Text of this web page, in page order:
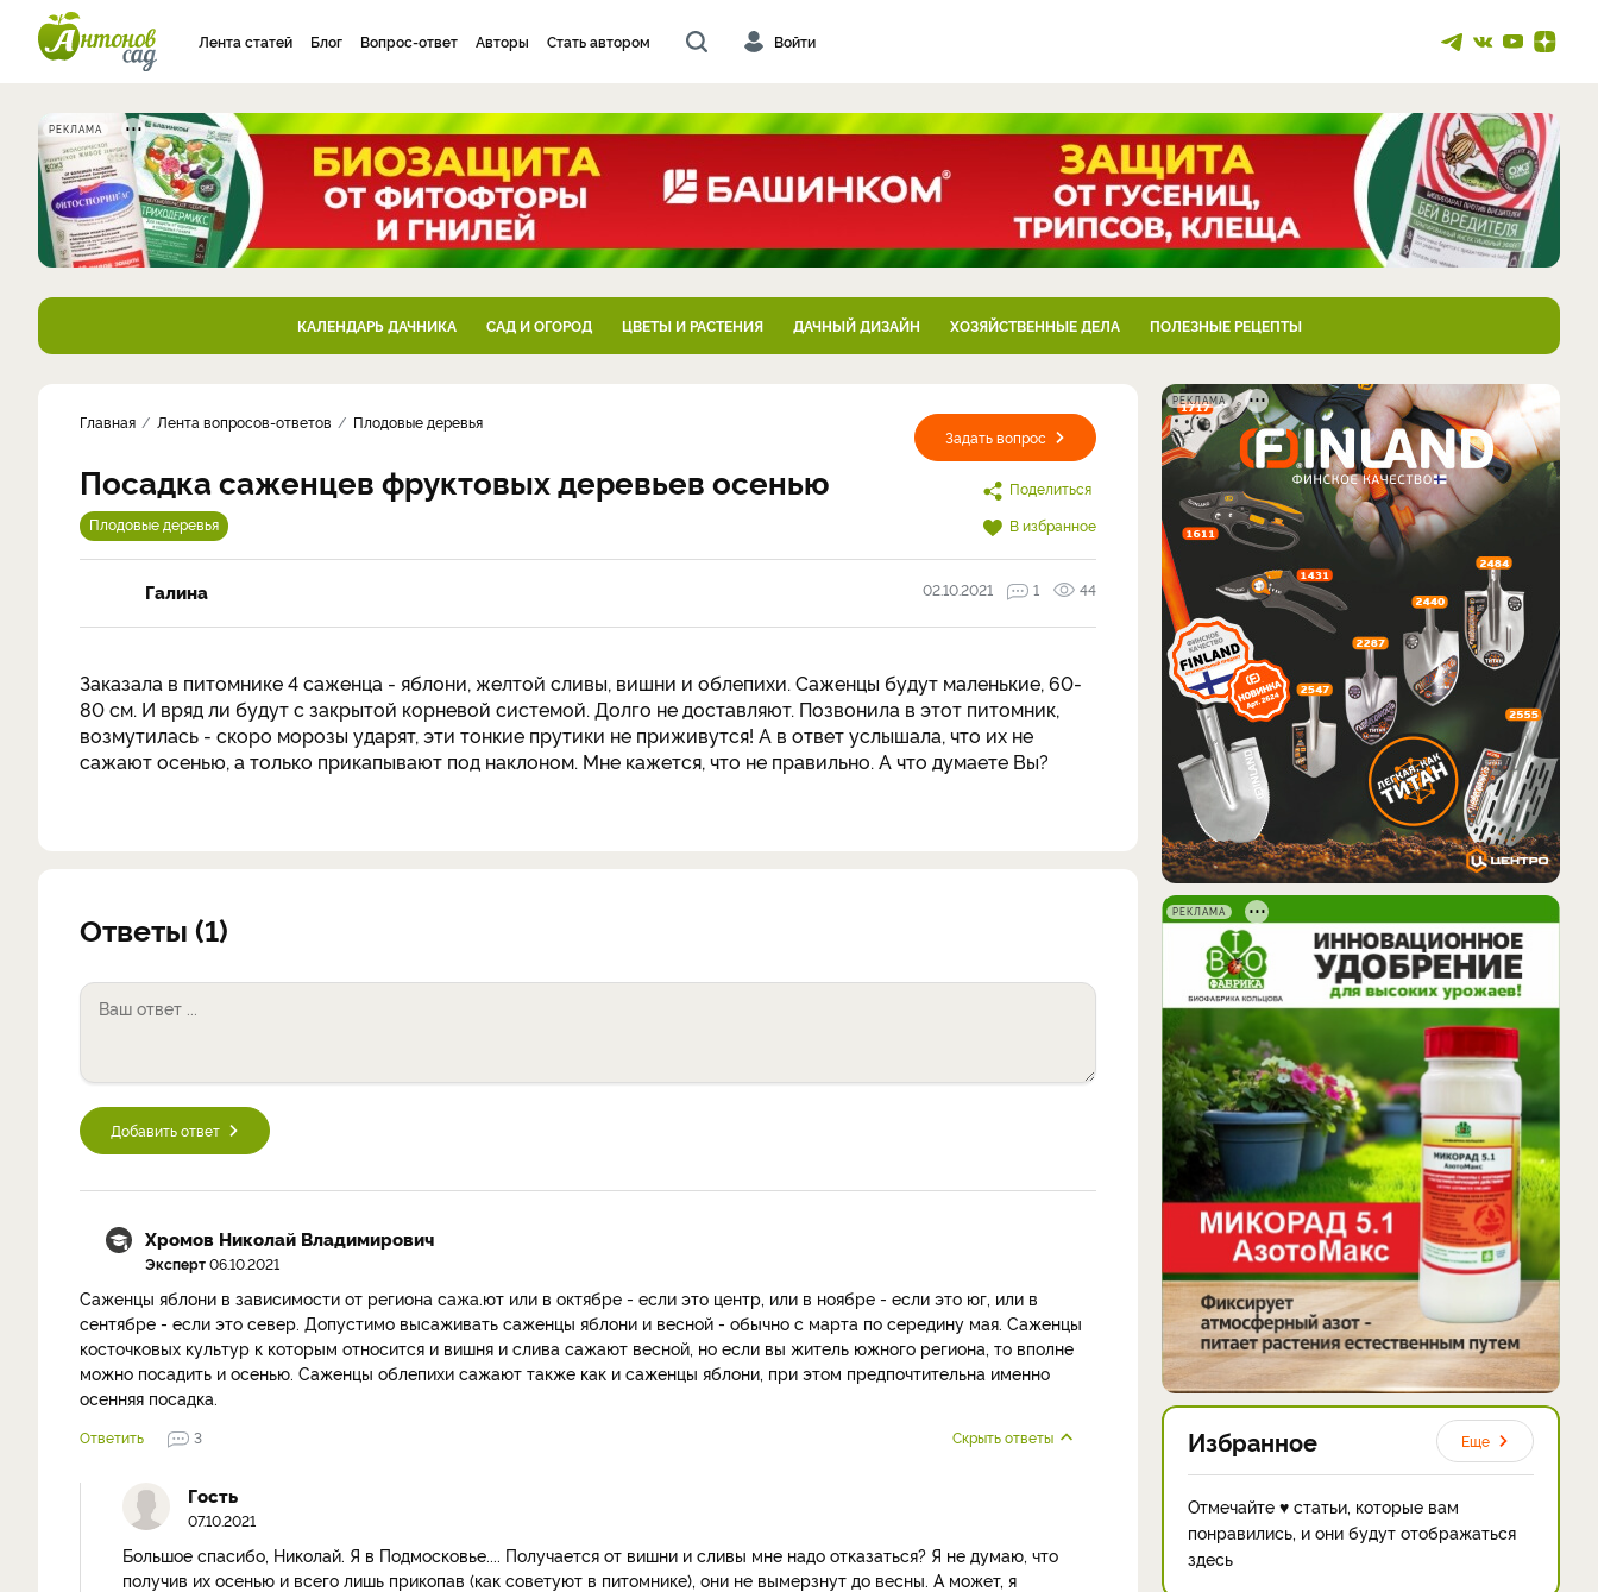
Лента статей Блог Вопрос-ответ Авторы Стать автором Войти
РЕКЛАМА
КАЛЕНДАРЬ ДАЧНИКА САД И ОГОРОД ЦВЕТЫ И РАСТЕНИЯ ДАЧНЫЙ ДИЗАЙН ХОЗЯЙСТВЕННЫЕ ДЕЛА ПОЛЕЗНЫЕ РЕЦЕПТЫ
Задать вопрос
Поделиться
В избранное
Главная Лента вопросов-ответов Плодовые деревья
Посадка саженцев фруктовых деревьев осенью
Плодовые деревья
Галина 02.10.2021 1 44
Заказала в питомнике 4 саженца - яблони, желтой сливы, вишни и облепихи. Саженцы будут маленькие, 60-
80 см. И вряд ли будут с закрытой корневой системой. Долго не доставляют. Позвонила в этот питомник,
возмутилась - скоро морозы ударят, эти тонкие прутики не приживутся! А в ответ услышала, что их не
сажают осенью, а только прикапывают под наклоном. Мне кажется, что не правильно. А что думаете Вы?
Ответы (1)
Добавить ответ
Хромов Николай Владимирович
Эксперт06.10.2021
Саженцы яблони в зависимости от региона сажа.ют или в октябре - если это центр, или в ноябре - если это юг, или в
сентябре - если это север. Допустимо высаживать саженцы яблони и весной - обычно с марта по середину мая. Саженцы
косточковых культур к которым относится и вишня и слива сажают весной, но если вы житель южного региона, то вполне
можно посадить и осенью. Саженцы облепихи сажают также как и саженцы яблони, при этом предпочтительна именно
осенняя посадка.
Ответить 3 Скрыть ответы
Гость
07.10.2021
Большое спасибо, Николай. Я в Подмосковье.... Получается от вишни и сливы мне надо отказаться? Я не думаю, что
получив их осенью и всего лишь прикопав (как советуют в питомнике), они не вымерзнут до весны. А может, я
РЕКЛАМА
РЕКЛАМА
Избранное Еще
Отмечайте ♥ статьи, которые вам
понравились, и они будут отображаться
здесь